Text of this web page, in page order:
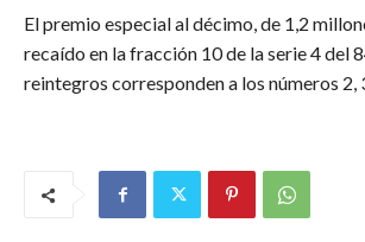
El premio especial al décimo, de 1,2
recaído en la fracción 10 de la serie 4 del
reintegros corresponden a los números 2,